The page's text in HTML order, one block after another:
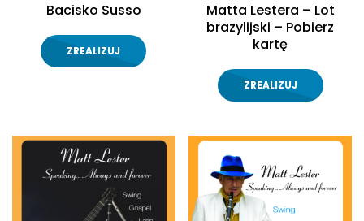
Bacisko Susso
ZREALIZUJ
Matta Lestera – Lot
brazylijski – Pobierz
kartę
ZREALIZUJ